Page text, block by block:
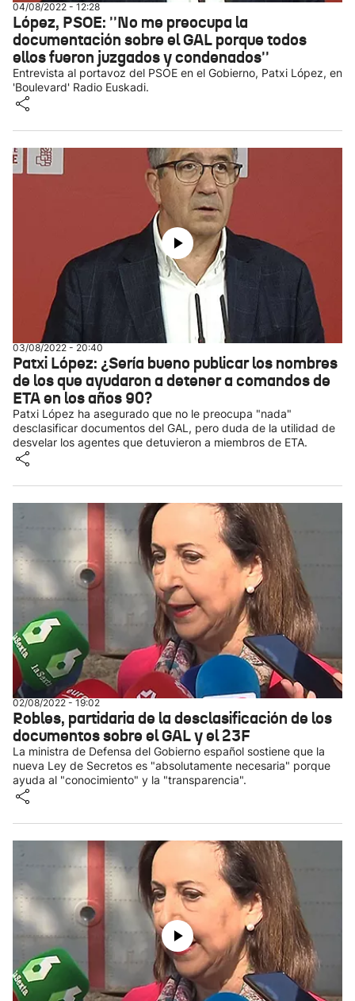
04/08/2022 - 12:28
López, PSOE: ''No me preocupa la
documentación sobre el GAL porque todos
ellos fueron juzgados y condenados''
Entrevista al portavoz del PSOE en el Gobierno, Patxi López, en
'Boulevard' Radio Euskadi.
03/08/2022 - 20:40
Patxi López: ¿Sería bueno publicar los nombres
de los que ayudaron a detener a comandos de
ETA en los años 90?
Patxi López ha asegurado que no le preocupa "nada"
desclasificar documentos del GAL, pero duda de la utilidad de
desvelar los agentes que detuvieron a miembros de ETA.
02/08/2022 - 19:02
Robles, partidaria de la desclasificación de los
documentos sobre el GAL y el 23F
La ministra de Defensa del Gobierno español sostiene que la
nueva Ley de Secretos es "absolutamente necesaria" porque
ayuda al "conocimiento" y la "transparencia".